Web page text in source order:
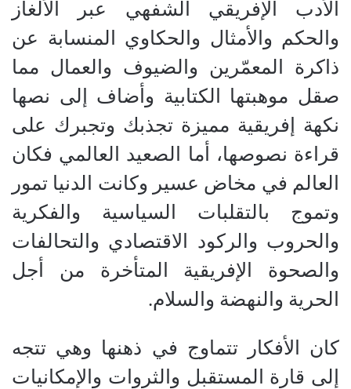
الأدب الإفريقي الشفهي عبر الألغاز
والحكم والأمثال والحكاوي المنسابة عن
ذاكرة المعمّرين والضيوف والعمال مما
صقل موهبتها الكتابية وأضاف إلى نصها
نكهة إفريقية مميزة تجذبك وتجبرك على
قراءة نصوصها، أما الصعيد العالمي فكان
العالم في مخاض عسير وكانت الدنيا تمور
وتموج بالتقلبات السياسية والفكرية
والحروب والركود الاقتصادي والتحالفات
والصحوة الإفريقية المتأخرة من أجل
الحرية والنهضة والسلام.
كان الأفكار تتماوج في ذهنها وهي تتجه
إلى قارة المستقبل والثروات والإمكانيات